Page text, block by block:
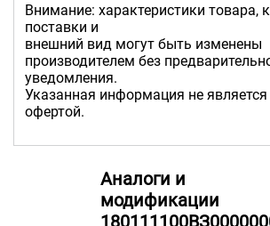
Внимание: характеристики товара,
поставки и
внешний вид могут быть изменены
производителем без
уведомления.
Указанная информация не
офертой.
Аналоги и
модификации